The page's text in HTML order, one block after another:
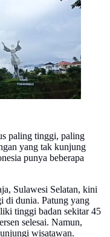
paling tinggi, paling
yang tak kunjung
punya beberapa
Sulawesi Selatan, kini
di dunia. Patung yang
tinggi badan sekitar 45
selesai. Namun,
wisatawan.